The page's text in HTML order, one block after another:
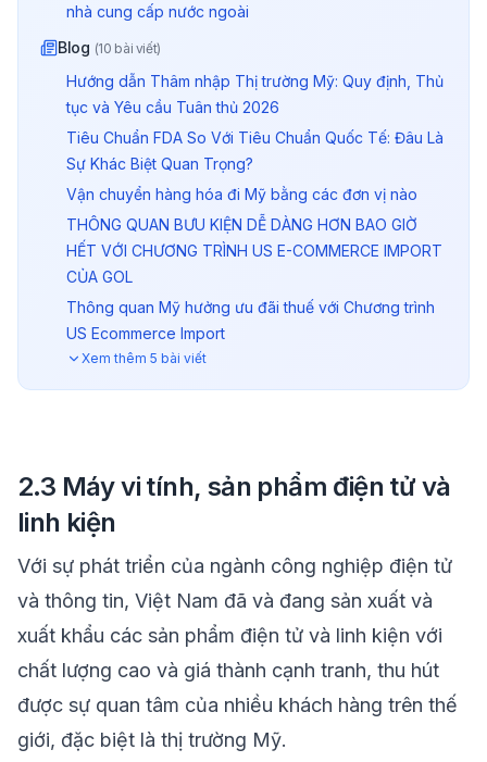
nhà cung cấp nước ngoài
Blog (10 bài viết)
Hướng dẫn Thâm nhập Thị trường Mỹ: Quy định, Thủ
tục và Yêu cầu Tuân thủ 2026
Tiêu Chuẩn FDA So Với Tiêu Chuẩn Quốc Tế: Đâu Là
Sự Khác Biệt Quan Trọng?
Vận chuyển hàng hóa đi Mỹ bằng các đơn vị nào
THÔNG QUAN BƯU KIỆN DỄ DÀNG HƠN BAO GIỜ
HẾT VỚI CHƯƠNG TRÌNH US E-COMMERCE IMPORT
CỦA GOL
Thông quan Mỹ hưởng ưu đãi thuế với Chương trình
US Ecommerce Import
Các mặt hàng xuất khẩu sang Mỹ phổ biến từ Việt
Xem thêm 5 bài viết
2.3 Máy vi tính, sản phẩm điện tử và
linh kiện
Với sự phát triển của ngành công nghiệp điện tử
và thông tin, Việt Nam đã và đang sản xuất và
xuất khẩu các sản phẩm điện tử và linh kiện với
chất lượng cao và giá thành cạnh tranh, thu hút
được sự quan tâm của nhiều khách hàng trên thế
giới, đặc biệt là thị trường Mỹ.